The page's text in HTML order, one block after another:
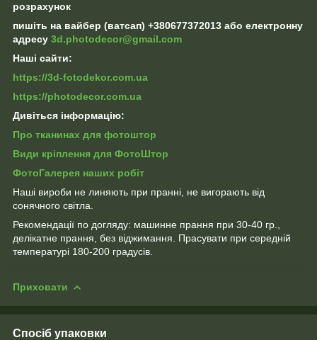
розрахунок
пишіть на вайбер (ватсап) +380677372013 або електронну
адресу 3d.photodecor@gmail.com
Наші сайти:
https://3d-fotodekor.com.ua
https://photodecor.com.ua
Дивіться інформацію:
Про тканинах для фотоштор
Види кріплення для ФотоШтор
ФотоГалерея наших робіт
Наші вироби не линяють при пранні, не вигорають від
сонячного світла.
Рекомендації по догляду: машинне прання при 30-40 гр.,
делікатне прання, без віджимання. Прасувати при середній
температурі 180-200 градусів.
Приховати
Спосіб упаковки